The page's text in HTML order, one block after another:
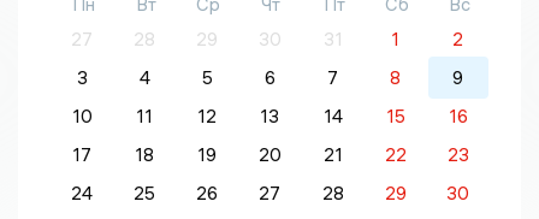
27
28 29 30 31 1
2
3
4 5 6 7 8
9
10
11 12 13 14 15
16
17
18 19 20 21 22
23
24
25 26 27 28 29
30